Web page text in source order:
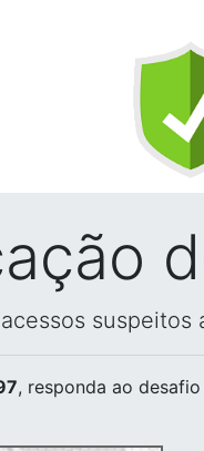
suspeitos
, responda ao